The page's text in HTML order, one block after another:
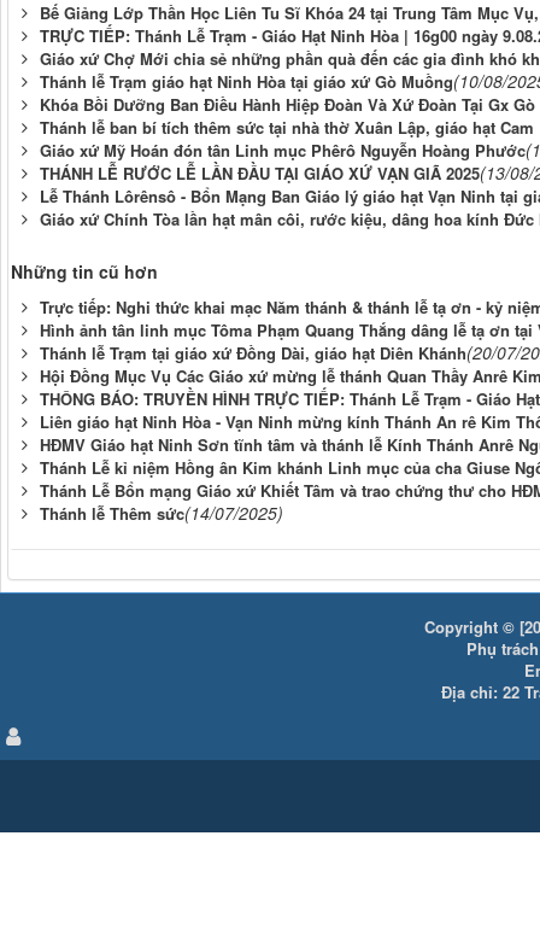
Bế Giảng Lớp Thần Học Liên Tu Sĩ Khóa 24 tại Trung Tâm Mục
TRỰC TIẾP: Thánh Lễ Trạm - Giáo Hạt Ninh Hòa | 16g00 ngày
Giáo xứ Chợ Mới chia sẻ những phần quà đến các gia đình khó
Thánh lễ Trạm giáo hạt Ninh Hòa tại giáo xứ Gò Muồng(10/08/
Khóa Bồi Dưỡng Ban Điều Hành Hiệp Đoàn Và Xứ Đoàn Tại Gx
Thánh lễ ban bí tích thêm sức tại nhà thờ Xuân Lập, giáo hạt Cam
Giáo xứ Mỹ Hoán đón tân Linh mục Phêrô Nguyễn Hoàng Phước
THÁNH LỄ RƯỚC LỄ LẦN ĐẦU TẠI GIÁO XỨ VẠN GIÃ 2025(13/08/
Lễ Thánh Lôrênsô - Bổn Mạng Ban Giáo lý giáo hạt Vạn Ninh tại
Giáo xứ Chính Tòa lần hạt mân côi, rước kiệu, dâng hoa kính Đức
Những tin cũ hơn
Trực tiếp: Nghi thức khai mạc Năm thánh & thánh lễ tạ ơn - kỷ
Hình ảnh tân linh mục Tôma Phạm Quang Thắng dâng lễ tạ ơn tại
Thánh lễ Trạm tại giáo xứ Đồng Dài, giáo hạt Diên Khánh(20/07/
Hội Đồng Mục Vụ Các Giáo xứ mừng lễ thánh Quan Thầy Anrê
THÔNG BÁO: TRUYỀN HÌNH TRỰC TIẾP: Thánh Lễ Trạm - Giáo
Liên giáo hạt Ninh Hòa - Vạn Ninh mừng kính Thánh An rê Kim
HĐMV Giáo hạt Ninh Sơn tĩnh tâm và thánh lễ Kính Thánh Anrê
Thánh Lễ kỉ niệm Hồng ân Kim khánh Linh mục của cha Giuse
Thánh Lễ Bổn mạng Giáo xứ Khiết Tâm và trao chứng thư cho
Thánh lễ Thêm sức(14/07/2025)
Copyright ©
Phụ
Địa chỉ: 22